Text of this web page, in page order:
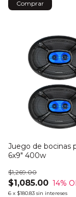
Juego de bocinas
6x9" 400w
$1,085.00
$1,269.00
14%
6 x $180.83 sin intereses